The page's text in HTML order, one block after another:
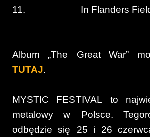
11. In Flanders
Album „The Great War”
TUTAJ.
MYSTIC FESTIVAL to
metalowy w Polsce.
odbędzie się 25 i 26